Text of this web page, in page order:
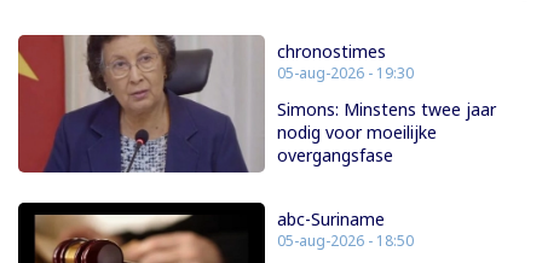
chronostimes
05-aug-2026 - 19:30
Simons: Minstens twee jaar
nodig voor moeilijke
overgangsfase
abc-Suriname
05-aug-2026 - 18:50